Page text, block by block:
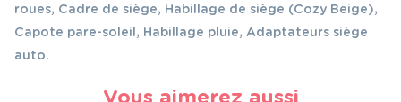
roues, Cadre de siège, Habillage de siège (Cozy Beige),
Capote pare-soleil, Habillage pluie, Adaptateurs siège
auto.
Vous aimerez aussi